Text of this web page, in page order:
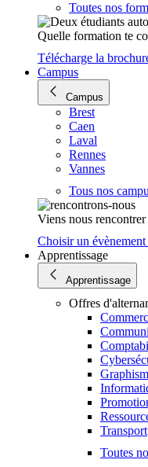
Toutes nos
Quelle formation te
Télécharge la
Campus
Campus
Brest
Caen
Laval
Rennes
Vannes
Tous nos
Viens nous rencontrer
Choisir un évènement
Apprentissage
Apprentissage
Offres
Transport
Toutes